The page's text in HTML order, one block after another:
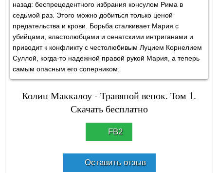
назад: беспрецедентного избрания консулом Рима в
седьмой раз. Этого можно добиться только ценой
предательства и крови. Борьба сталкивает Мария с
убийцами, властолюбцами и сенатскими интриганами и
приводит к конфликту с честолюбивым Луцием Корнелием
Суллой, когда-то надежной правой рукой Мария, а теперь
самым опасным его соперником.
Колин Маккалоу - Травяной венок. Том 1.
Скачать бесплатно
FB2
Оставить отзыв